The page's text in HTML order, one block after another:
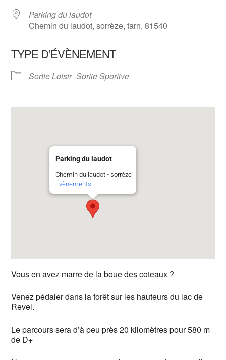
Parking du laudot
Chemin du laudot, sorrèze, tarn, 81540
TYPE D’ÉVÈNEMENT
Sortie Loisir Sortie Sportive
Parking du laudot
Chemin du laudot - sorrèze
Évènements
Vous en avez marre de la boue des coteaux ?
Venez pédaler dans la forêt sur les hauteurs du lac de
Revel.
Le parcours sera d’à peu près 20 kilomètres pour 580 m
de D+